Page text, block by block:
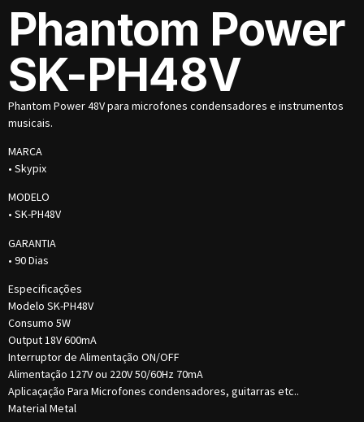
Phantom Power
SK-PH48V
Phantom Power 48V para microfones condensadores e instrumentos
musicais.
MARCA
• Skypix
MODELO
• SK-PH48V
GARANTIA
• 90 Dias
Especificações
Modelo SK-PH48V
Consumo 5W
Output 18V 600mA
Interruptor de Alimentação ON/OFF
Alimentação 127V ou 220V 50/60Hz 70mA
Aplicaçação Para Microfones condensadores, guitarras etc..
Material Metal